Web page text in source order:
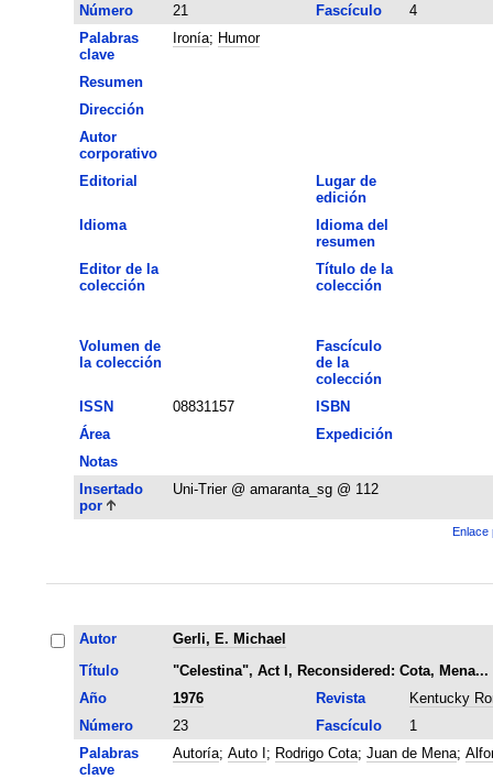
Número
21 Fascículo
4
Palabras
clave
Ironía; Humor
Resumen
Dirección
Autor
corporativo
Editorial
Lugar de
edición
Idioma
Idioma del
resumen
Editor de la
colección
Título de la
colección
Volumen de
la colección
Fascículo
de la
colección
ISSN
08831157
ISBN
Área
Expedición
Notas
Insertado
por
Uni-Trier @ amaranta_sg @ 112
Enlace
Autor
Gerli, E. Michael
Título
"Celestina", Act I, Reconsidered: Cota,
Año
1976 Revista
Kentucky
Número
23 Fascículo
1
Palabras
clave
Autoría; Auto I ; Rodrigo Cota; Juan de Mena;